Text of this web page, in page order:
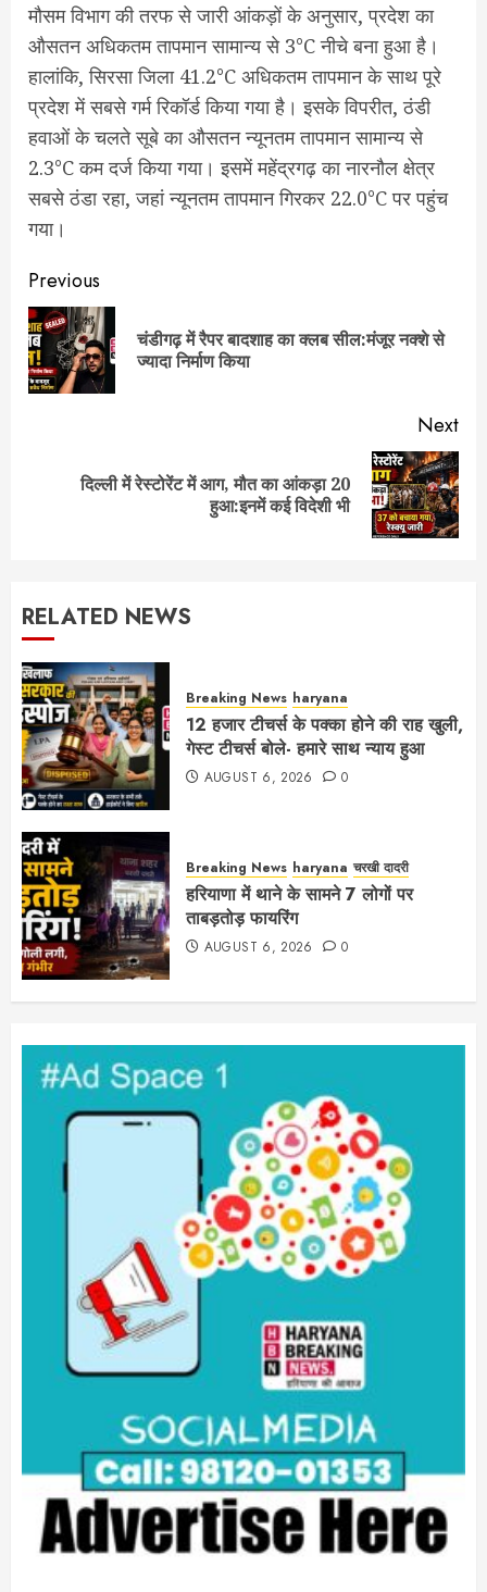
मौसम विभाग की तरफ से जारी आंकड़ों के अनुसार, प्रदेश का
औसतन अधिकतम तापमान सामान्य से 3°C नीचे बना हुआ है।
हालांकि, सिरसा जिला 41.2°C अधिकतम तापमान के साथ पूरे
प्रदेश में सबसे गर्म रिकॉर्ड किया गया है। इसके विपरीत, ठंडी
हवाओं के चलते सूबे का औसतन न्यूनतम तापमान सामान्य से
2.3°C कम दर्ज किया गया। इसमें महेंद्रगढ़ का नारनौल क्षेत्र
सबसे ठंडा रहा, जहां न्यूनतम तापमान गिरकर 22.0°C पर पहुंच
गया।
Post
navigation
Previous
चंडीगढ़ में रैपर बादशाह का क्लब सील:मंजूर नक्शे से
ज्यादा निर्माण किया
Next
दिल्ली में रेस्टोरेंट में आग, मौत का आंकड़ा 20
हुआ:इनमें कई विदेशी भी
RELATED NEWS
Breaking News haryana
12 हजार टीचर्स के पक्का होने की राह खुली,
गेस्ट टीचर्स बोले- हमारे साथ न्याय हुआ
AUGUST 6, 2026 0
Breaking News haryana चरखी दादरी
हरियाणा में थाने के सामने 7 लोगों पर
ताबड़तोड़ फायरिंग
AUGUST 6, 2026 0